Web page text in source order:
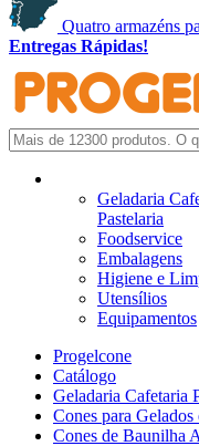
Quatro armazéns
Entregas Rápidas!
Geladaria
Pastelaria
Foodservice
Embalagens
Higiene e
Utensílios
Equipamentos
Progelcone
Catálogo
Geladaria Cafetaria
Cones para Gelados
Cones de Baunilha